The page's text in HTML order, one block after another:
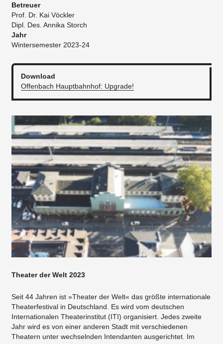
Betreuer
Prof. Dr. Kai Vöckler
Dipl. Des. Annika Storch
Jahr
Wintersemester 2023-24
Download
Offenbach Hauptbahnhof: Upgrade!
Theater der Welt 2023
Seit 44 Jahren ist »Theater der Welt« das größte internationale
Theaterfestival in Deutschland. Es wird vom deutschen
Internationalen Theaterinstitut (ITI) organisiert. Jedes zweite
Jahr wird es von einer anderen Stadt mit verschiedenen
Theatern unter wechselnden Intendanten ausgerichtet. Im